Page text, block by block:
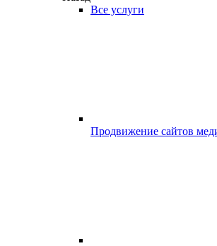
Все услуги
Продвижение сайтов